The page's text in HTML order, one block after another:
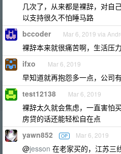
几次了，从来都是裸辞，对自
以支持很久不怕睡马路
bccoder Mar 6, 2019 via
裸辞本来就很痛苦啊，生活压
ifxo Mar 6, 2019
早知道就再抱怨多一点，公司
test12138 Mar 6, 2019
裸辞太久就会焦虑，一直害怕
房贷的话还能轻松自在点
yawn852 OP Mar 6, 2019
@jesson 在老家买的，江苏三